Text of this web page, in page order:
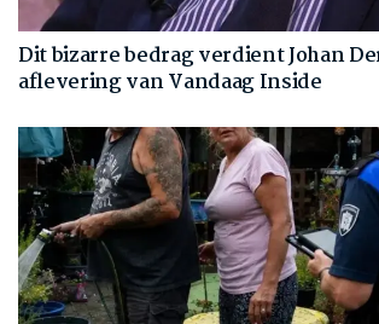
Dit bizarre bedrag verdient Johan
aflevering van Vandaag Inside